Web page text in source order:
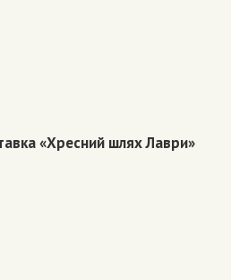
«Хресний шлях Лаври»